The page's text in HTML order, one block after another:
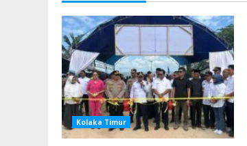
Kolaka Timur